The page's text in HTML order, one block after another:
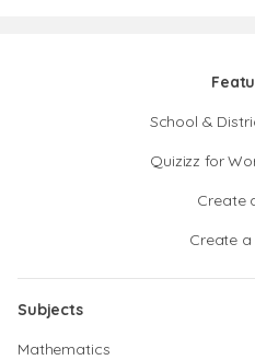
School &
Quizizz for
Create
Create a
Subjects
Mathematics